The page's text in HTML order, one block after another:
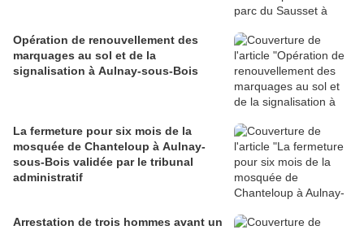
Opération de renouvellement des
marquages au sol et de la
signalisation à Aulnay-sous-Bois
La fermeture pour six mois de la
mosquée de Chanteloup à Aulnay-
sous-Bois validée par le tribunal
administratif
Arrestation de trois hommes avant un